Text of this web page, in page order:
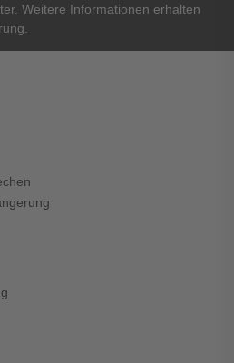
Weitere Informationen erhalten